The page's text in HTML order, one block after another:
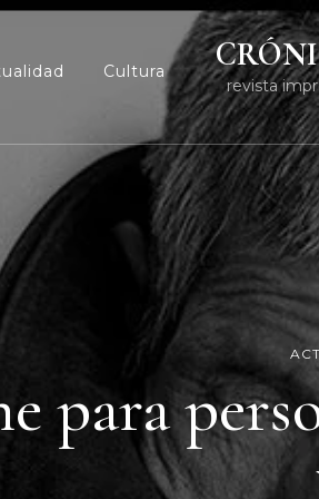
Cultura
revista
para